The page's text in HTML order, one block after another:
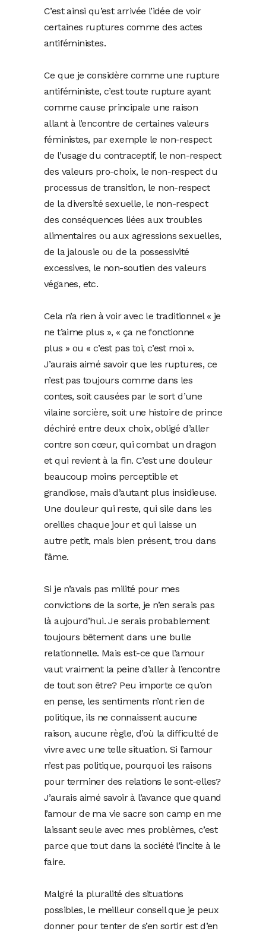
C’est ainsi qu’est arrivée l’idée de voir
certaines ruptures comme des actes
antiféministes.
Ce que je considère comme une rupture
antiféministe, c’est toute rupture ayant
comme cause principale une raison
allant à l’encontre de certaines valeurs
féministes, par exemple le non-respect
de l’usage du contraceptif, le non-respect
des valeurs pro-choix, le non-respect du
processus de transition, le non-respect
de la diversité sexuelle, le non-respect
des conséquences liées aux troubles
alimentaires ou aux agressions sexuelles,
de la jalousie ou de la possessivité
excessives, le non-soutien des valeurs
véganes, etc.
Cela n’a rien à voir avec le traditionnel « je
ne t’aime plus », « ça ne fonctionne
plus » ou « c’est pas toi, c’est moi ».
J’aurais aimé savoir que les ruptures, ce
n’est pas toujours comme dans les
contes, soit causées par le sort d’une
vilaine sorcière, soit une histoire de prince
déchiré entre deux choix, obligé d’aller
contre son cœur, qui combat un dragon
et qui revient à la fin. C’est une douleur
beaucoup moins perceptible et
grandiose, mais d’autant plus insidieuse.
Une douleur qui reste, qui sile dans les
oreilles chaque jour et qui laisse un
autre petit, mais bien présent, trou dans
l’âme.
Si je n’avais pas milité pour mes
convictions de la sorte, je n’en serais pas
là aujourd’hui. Je serais probablement
toujours bêtement dans une bulle
relationnelle. Mais est-ce que l’amour
vaut vraiment la peine d’aller à l’encontre
de tout son être? Peu importe ce qu’on
en pense, les sentiments n’ont rien de
politique, ils ne connaissent aucune
raison, aucune règle, d’où la difficulté de
vivre avec une telle situation. Si l’amour
n’est pas politique, pourquoi les raisons
pour terminer des relations le sont-elles?
J’aurais aimé savoir à l’avance que quand
l’amour de ma vie sacre son camp en me
laissant seule avec mes problèmes, c’est
parce que tout dans la société l’incite à le
faire.
Malgré la pluralité des situations
possibles, le meilleur conseil que je peux
donner pour tenter de s’en sortir est d’en